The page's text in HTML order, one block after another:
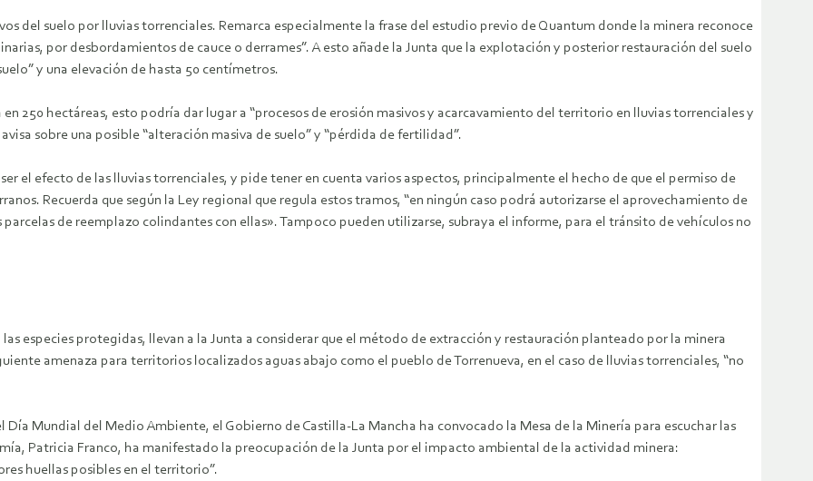
del suelo por lluvias torrenciales. Remarca especialmente la frase del estudio previo de Quantum donde la minera reconoce
por desbordamientos de cauce o derrames”. A esto añade la Junta que la explotación y posterior restauración del suelo
y una elevación de hasta 50 centímetros.
250 hectáreas, esto podría dar lugar a “procesos de erosión masivos y acarcavamiento del territorio en lluvias torrenciales y
sobre una posible “alteración masiva de suelo” y “pérdida de fertilidad”.
el efecto de las lluvias torrenciales, y pide tener en cuenta varios aspectos, principalmente el hecho de que el permiso de
Recuerda que según la Ley regional que regula estos tramos, “en ningún caso podrá autorizarse el aprovechamiento de
parcelas de reemplazo colindantes con ellas». Tampoco pueden utilizarse, subraya el informe, para el tránsito de vehículos no
especies protegidas, llevan a la Junta a considerar que el método de extracción y restauración planteado por la minera
amenaza para territorios localizados aguas abajo como el pueblo de Torrenueva, en el caso de lluvias torrenciales, “no
Mundial del Medio Ambiente, el Gobierno de Castilla-La Mancha ha convocado la Mesa de la Minería para escuchar las
Patricia Franco, ha manifestado la preocupación de la Junta por el impacto ambiental de la actividad minera:
huellas posibles en el territorio”.